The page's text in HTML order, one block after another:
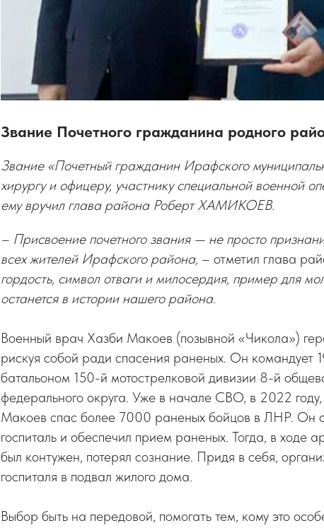
Звание Почетного гражданина родного
Звание «Почетный гражданин Ирафского
хирургу и офицеру, участнику специальной
ему вручил глава района Роберт ХАМИКОЕВ.
– Присвоение почетного звания — не просто
всех жителей Ирафского района, – отметил глава
гордость, символ отваги и милосердия, пример для
останется в истории нашего района.
Военный врач Хазби Макоев (позывной «Чикола»)
рискуя собой ради спасения раненых. Он командует
батальоном 150-й мотострелковой дивизии 8-й
федерального округа. Уже в начале СВО, в 2022
Макоев спас более 7000 раненых бойцов в ЛНР. Он
госпиталь и обеспечил прием раненых. Тогда, в ходе
был контужен, потерял сознание. Придя в себя,
госпиталя в подвал жилого дома.
Выбор быть на передовой, помогать тем, кому это